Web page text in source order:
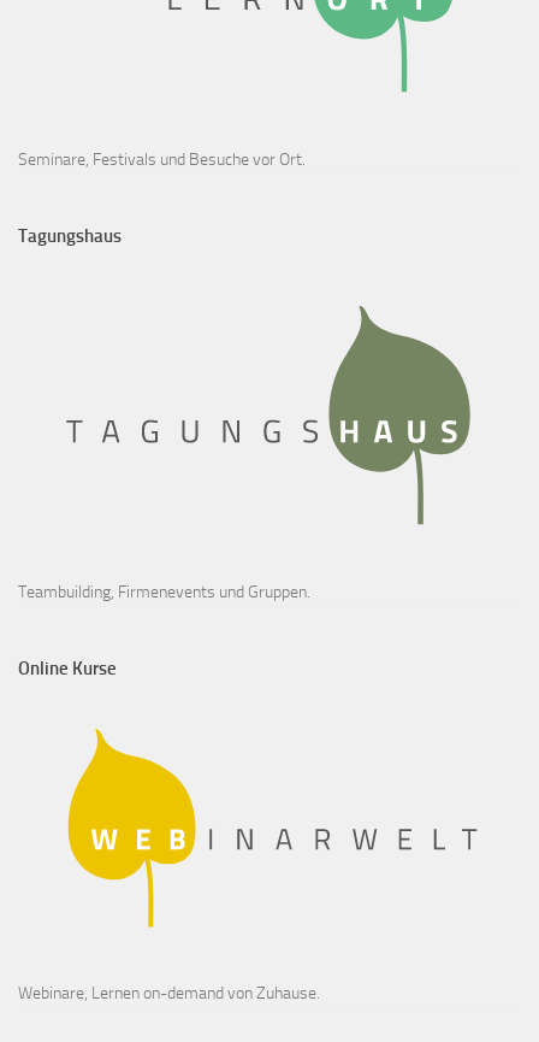
Seminare, Festivals und Besuche vor Ort.
Tagungshaus
Teambuilding, Firmenevents und Gruppen.
Online Kurse
Webinare, Lernen on-demand von Zuhause.